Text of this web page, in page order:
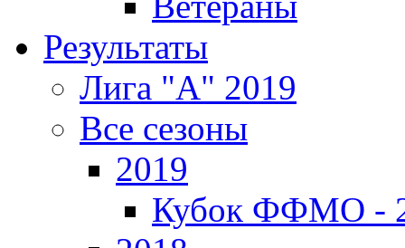
Результаты
Лига "А" 2019
Все сезоны
2019
Кубок ФФМО -